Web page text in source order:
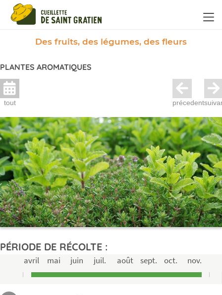
Des fruits, des légumes, des fleurs
PLANTES AROMATIQUES
tout précedent
PÉRIODE DE RÉCOLTE :
avril mai juin juil. août sept. oct. nov.
Panneau de gestion des cookies